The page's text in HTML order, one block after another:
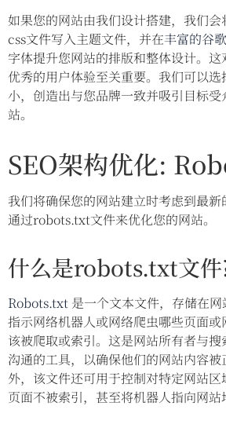
如果您的网站由我们设计搭建，我们
css文件写入主题文件，并在丰富的谷
字体提升您网站的排版和整体设计。
优秀的用户体验至关重要。我们可以
小，创造出与您品牌一致并吸引目标
站。
SEO架构优化:
我们将确保您的网站建立时考虑到最
通过robots.txt文件来优化您的网站。
什么是robots.txt文件
Robots.txt 是一个文本文件，存储在
指示网络机器人或网络爬虫哪些页面
该被爬取或索引。这是网站所有者与
沟通的工具，以确保他们的网站内容
外，该文件还可用于控制对特定网站
页面不被索引，甚至将机器人指向网站